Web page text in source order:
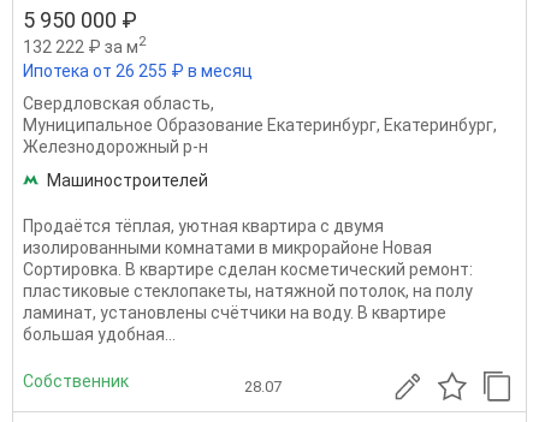
5 950 000 ₽
132 222 ₽ за м2
Ипотека от 26 255 ₽ в месяц
Свердловская область,
Муниципальное Образование Екатеринбург, Екатеринбург,
Железнодорожный р-н
Машиностроителей
Продаётся тёплая, уютная квартира с двумя
изолированными комнатами в микрорайоне Новая
Сортировка. В квартире сделан косметический ремонт:
пластиковые стеклопакеты, натяжной потолок, на полу
ламинат, установлены счётчики на воду. В квартире
большая удобная...
Собственник 28.07